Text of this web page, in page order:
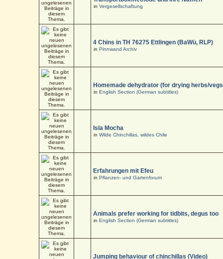
inVergesellschaftung
4 Chins in TH 76275 Ettlingen (BaWü, RLP)
inPinnwand Archiv
Homemade dehydrator (for drying herbs/
inEnglish Section (German subtitles)
Isla Mocha
inWilde Chinchillas, wildes Chile
Erfahrungen mit Efeu
inPflanzen- und Gartenforum
Animals prefer working for tidbits, degus too
inEnglish Section (German subtitles)
Jumping behaviour of chinchillas (Video)